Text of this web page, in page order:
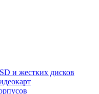
и жестких дисков